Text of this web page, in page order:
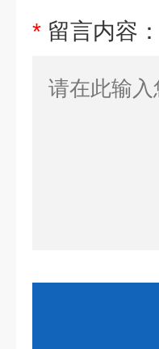
* 留言内容：